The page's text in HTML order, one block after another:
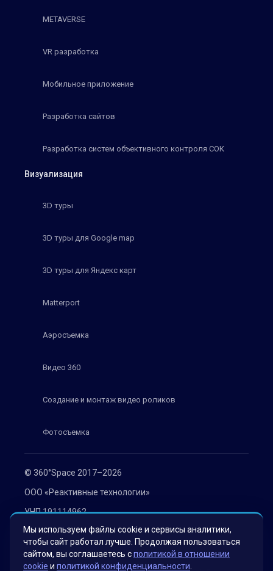
© 360°Space 2017–2026
ООО «Реактивные технологии»
УНП 191114962
г. Минск, ул. Мележа 1, офис 402
Политика конфиденциальности
METAVERSE
VR разработка
Мобильное приложение
Разработка сайтов
Разработка систем объективного контроля СОК
Визуализация
3D туры
3D туры для Google map
3D туры для Яндекс карт
Matterport
Аэросъемка
Видео 360
Создание и монтаж видео роликов
Фотосъемка
Мы используем файлы cookie и сервисы аналитики,
чтобы сайт работал лучше. Продолжая пользоваться
сайтом, вы соглашаетесь сполитикой в отношении
cookie и политикой конфиденциальности